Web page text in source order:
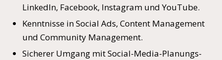
LinkedIn, Facebook, Instagram und YouTube.
Kenntnisse in Social Ads, Content Management
und Community Management.
Sicherer Umgang mit Social-Media-Planungs-